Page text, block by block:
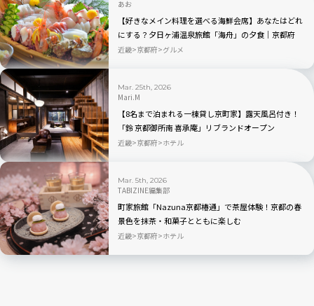
あお
【好きなメイン料理を選べる海鮮会席】あなたはどれ
にする？夕日ヶ浦温泉旅館「海舟」の夕食｜京都府
近畿 京都府 グルメ
Mar. 25th, 2026
Mari.M
【8名まで泊まれる一棟貸し京町家】露天風呂付き！
「鈴 京都御所南 喜承庵」リブランドオープン
近畿 京都府 ホテル
Mar. 5th, 2026
TABIZINE編集部
町家旅館「Nazuna京都椿通」で茶屋体験！京都の春
景色を抹茶・和菓子とともに楽しむ
近畿 京都府 ホテル